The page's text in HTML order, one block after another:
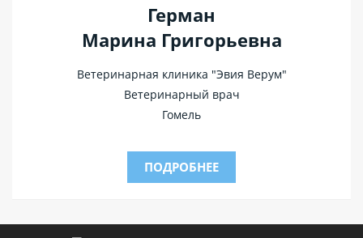
Герман
Марина Григорьевна
Ветеринарная клиника "Эвия Верум"
Ветеринарный врач
Гомель
ПОДРОБНЕЕ